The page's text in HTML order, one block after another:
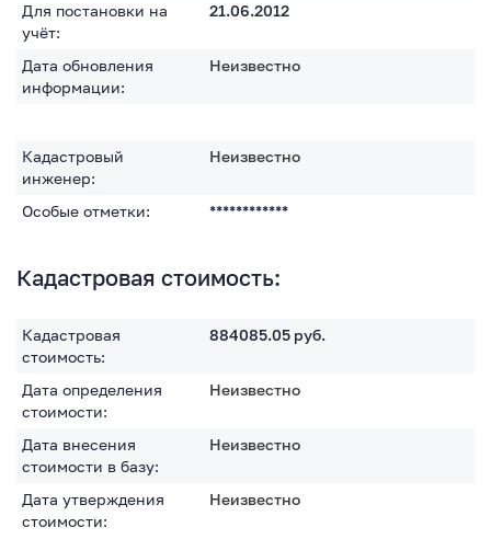
Для постановки на
учёт:
21.06.2012
Дата обновления
информации:
Неизвестно
Кадастровый
инженер:
Неизвестно
Особые отметки: ************
Кадастровая стоимость:
Кадастровая
стоимость:
884085.05 руб.
Дата определения
стоимости:
Неизвестно
Дата внесения
стоимости в базу:
Неизвестно
Дата утверждения
стоимости:
Неизвестно